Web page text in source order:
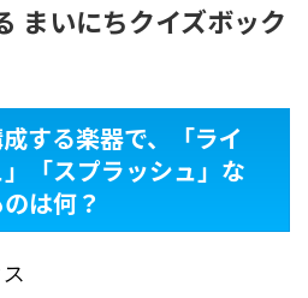
まいにちクイズボック
する楽器で、「ライ
「スプラッシュ」な
は何？